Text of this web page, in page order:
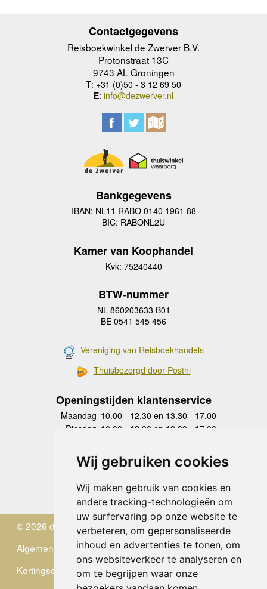
Wij gebruiken cookies
Wij maken gebruik van cookies en
andere tracking-technologieën om
uw surfervaring op onze website te
verbeteren, om gepersonaliseerde
inhoud en advertenties te tonen, om
ons websiteverkeer te analyseren en
om te begrijpen waar onze
Contactgegevens
Reisboekwinkel de Zwerver B.V.
Protonstraat 13C
9743 AL Groningen
T: +31 (0)50 - 3 12 69 50
E: info@dezwerver.nl
Bankgegevens
IBAN: NL11 RABO 0140 1961 88
BIC: RABONL2U
Kamer van Koophandel
Kvk: 75240440
BTW-nummer
NL 860203633 B01
BE 0541 545 456
Vereniging van Reisboekhandels
Thuisbezorgd door Postnl
Openingstijden klantenservice
Maandag 10.00 - 12.30 en 13.30 - 17.00
Dinsdag 10.00 - 12.30 en 13.30 - 17.00
Donderdag
10.00 - 12.30 en 13.30 - 17.00
Vrijdag 10.00 - 12.30 en 13.30 - 17.00
Zaterdag
gesloten
Zondag gesloten
© 2026 de Zwerver
Algemene Voorwaarden
Kortingscode